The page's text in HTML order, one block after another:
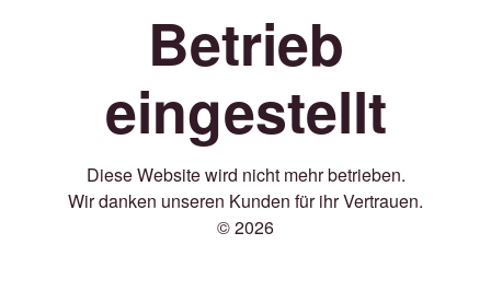
Betrieb
eingestellt
Diese Website wird nicht mehr betrieben.
Wir danken unseren Kunden für ihr Vertrauen.
© 2026